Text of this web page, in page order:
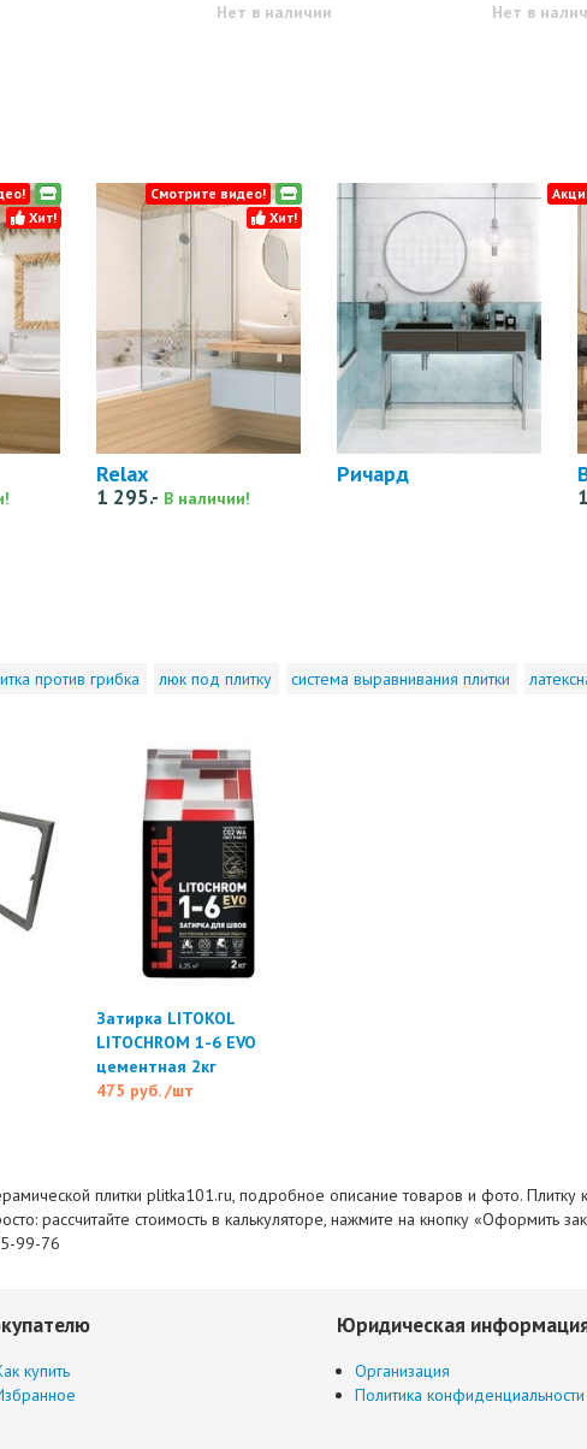
Нет в наличии
Нет в
Хит!
Relax
1 295.- В наличии!
Смотрите видео!
Хит!
Ричард
против грибка люк под плитку система выравнивания плитки
Затирка LITOKOL
LITOCHROM 1-6 EVO
цементная 2кг
475 руб. /шт
плитки plitka101.ru, подробное описание товаров и фото. Плитку
рассчитайте стоимость в калькуляторе, нажмите на кнопку «Оформить
99-76
купить
Юридическая
Организация
Политика конфиденциальности